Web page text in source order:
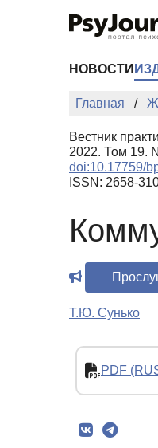
НОВОСТИ
Главная
Вестник
2022. Том 19.
doi:10.17759/
ISSN: 2658-
Т.Ю. Сунько
PDF